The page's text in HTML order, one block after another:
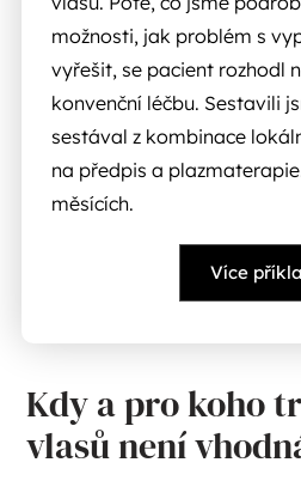
možnosti, jak problém s
vyřešit, se pacient rozhodl
konvenční léčbu. Sestavili
sestával z kombinace
na předpis a
měsících.
Více
Kdy a pro koho
vlasů není